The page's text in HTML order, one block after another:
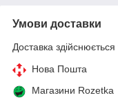
Умови доставки
Доставка здійснюється
Нова Пошта
Магазини Rozetka